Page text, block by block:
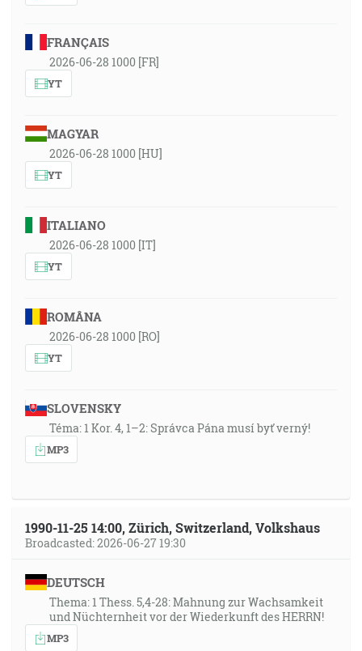
FRANÇAIS
2026-06-28 1000 [FR]
YT
MAGYAR
2026-06-28 1000 [HU]
YT
ITALIANO
2026-06-28 1000 [IT]
YT
ROMÂNA
2026-06-28 1000 [RO]
YT
SLOVENSKY
Téma: 1 Kor. 4, 1–2: Správca Pána musí byť verný!
MP3
1990-11-25 14:00, Zürich, Switzerland, Volkshaus
Broadcasted: 2026-06-27 19:30
DEUTSCH
Thema: 1 Thess. 5,4-28: Mahnung zur Wachsamkeit
und Nüchternheit vor der Wiederkunft des HERRN!
MP3